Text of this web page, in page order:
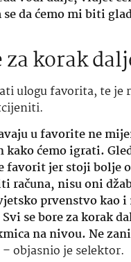
se da ćemo mi biti
za korak
ulogu favorita, te je
u favorite ne
kako ćemo igrati.
favorit jer stoji bolje
računa, nisu oni
prvenstvo kao
se bore za korak
na nivou. Ne
– objasnio je selektor.